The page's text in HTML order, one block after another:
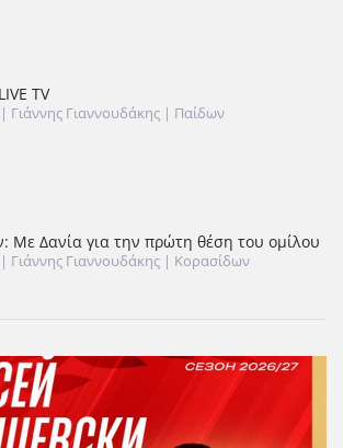
TV
| Γιάννης Γιαννουδάκης | Παίδων
Με Δανία για την πρώτη θέση του ομίλου
| Γιάννης Γιαννουδάκης | Κορασίδων